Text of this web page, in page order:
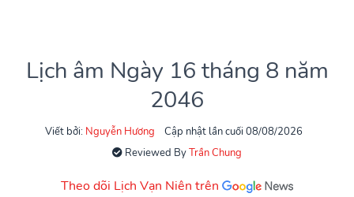
Lịch âm Ngày 16 tháng 8 năm
2046
Viết bởi: Nguyễn Hương
Cập nhật lần cuối 08/08/2026
Reviewed ByTrần Chung
Theo dõi Lịch Vạn Niên trên